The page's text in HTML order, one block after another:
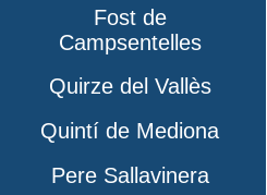
Fost de
Campsentelles
Quirze del Vallès
Quintí de Mediona
Pere Sallavinera